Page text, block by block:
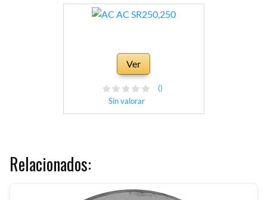
Ver
Sin valorar
()
Relacionados: